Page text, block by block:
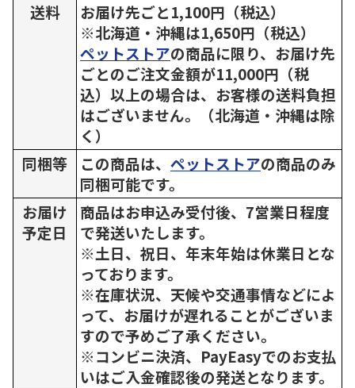
送料
お届け先ごと1,100円（税込）
※北海道・沖縄は1,650円（税込）
ペットストアの商品に限り、お届け先
ごとのご注文金額が11,000円（税
込）以上の場合は、お客様の送料負担
はございません。（北海道・沖縄は除
く）
同梱等
この商品は、 ペットストアの商品のみ
同梱可能です。
お届け
予定日
商品はお申込み受付後、7営業日程度
で発送いたします。
※土日、祝日、年末年始は休業日とな
っております。
※在庫状況、天候や交通事情などによ
って、お届けが遅れることがございま
すので予めご了承ください。
※コンビニ決済、PayEasyでのお支払
いはご入金確認後の発送となります。